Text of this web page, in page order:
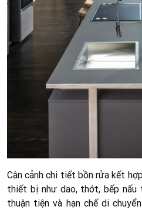
Cận cảnh chi tiết bồn rửa kết
thiết bị như dao, thớt, bếp nấu
thuận tiện và hạn chế di